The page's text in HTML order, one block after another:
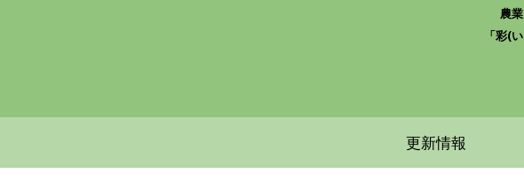
農
「彩(
更新情報